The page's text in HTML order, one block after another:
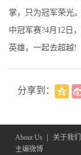
掌，只为冠军荣光
中冠军赛?4月12日
英雄，一起去超越!
分享到：
About Us 关于我们
主编微博